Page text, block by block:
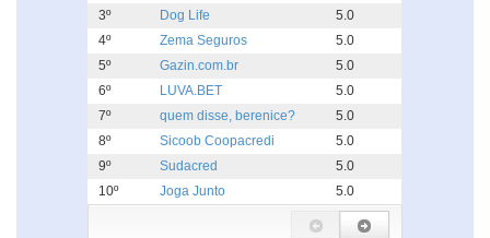
3º
Dog Life
5.0
4º
Zema Seguros
5.0
5º
Gazin.com.br
5.0
6º
LUVA.BET
5.0
7º
quem disse, berenice?
5.0
8º
Sicoob Coopacredi
5.0
9º
Sudacred
5.0
10º
Joga Junto 5.0